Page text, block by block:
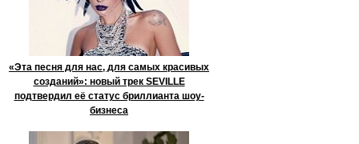
«Эта песня для нас, для самых красивых
созданий»: новый трек SEVILLE
подтвердил её статус бриллианта шоу-
бизнеса